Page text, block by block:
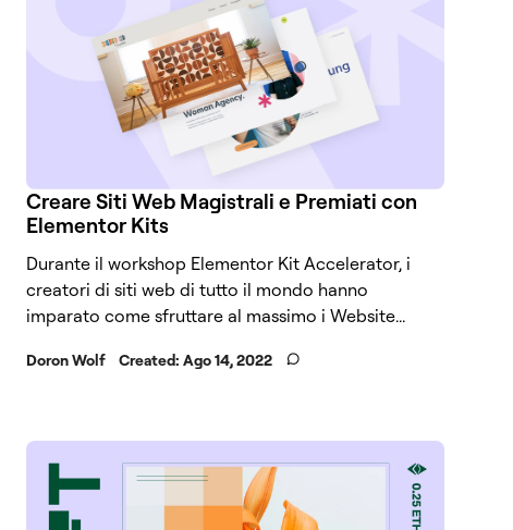
Creare Siti Web Magistrali e Premiati con
Elementor Kits
Durante il workshop Elementor Kit Accelerator, i
creatori di siti web di tutto il mondo hanno
imparato come sfruttare al massimo i Website...
Doron Wolf Created: Ago 14, 2022